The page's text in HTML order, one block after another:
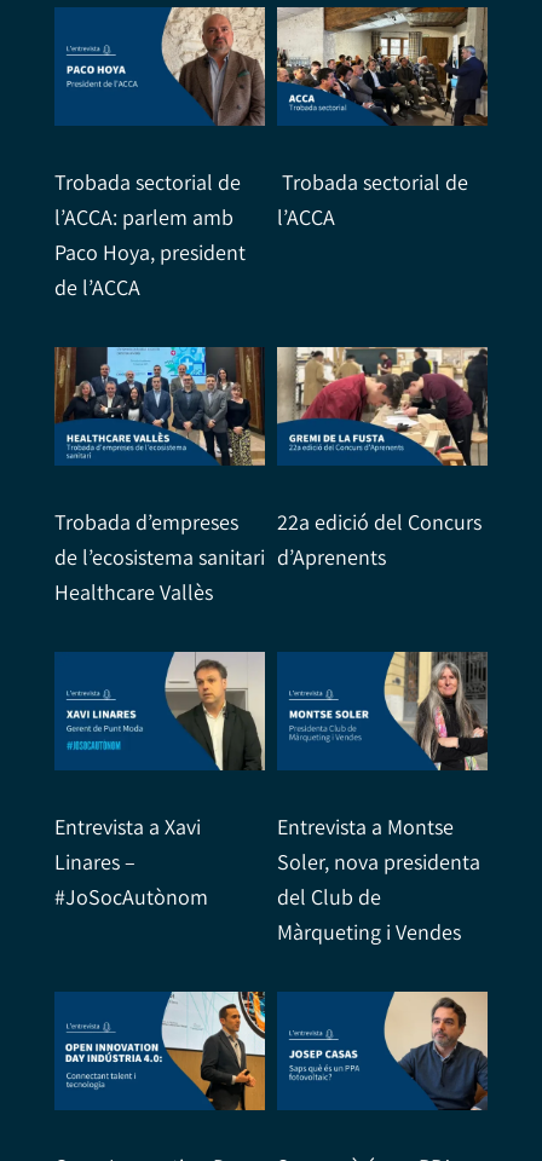
Trobada sectorial de
l’ACCA: parlem amb
Paco Hoya, president
de l’ACCA
Trobada sectorial de
l’ACCA
Trobada d’empreses
de l’ecosistema sanitari
Healthcare Vallès
22a edició del Concurs
d’Aprenents
Entrevista a Xavi
Linares –
#JoSocAutònom
Entrevista a Montse
Soler, nova presidenta
del Club de
Màrqueting i Vendes